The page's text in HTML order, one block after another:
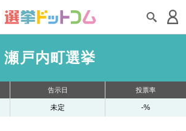
瀬戸内町選挙
告示日 投票率
未定 -%